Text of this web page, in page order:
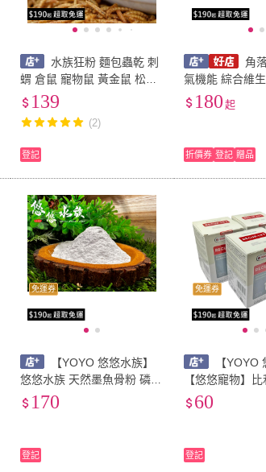
水族狂粉 麵包蟲乾 刺
蝟 倉鼠 寵物鼠 黃金鼠 松鼠
蜜袋鼯 爬蟲類 蜥蜴 鳥類 兩
139
(2)
登記
角
氣機能 綜合維生
兩棲類 肥尾守宮)
180 起
折價券 登記 贈品
免運券
【YOYO 悠悠水族】
悠悠水族 天然墨魚骨粉 磷鈣
粉 補鈣聖品 爬蟲強化鈣粉
170
登記
免運券
【YOYO
【悠悠寵物】比
電解質 電解水
品
60
登記